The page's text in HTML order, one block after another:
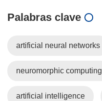
Palabras clave
artificial neural networks
neuromorphic computing
artificial intelligence